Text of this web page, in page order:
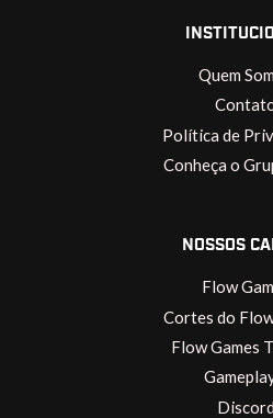
Quem
Política de
Conheça o
NOSSOS
Flow
Cortes do
Flow Games
Discord